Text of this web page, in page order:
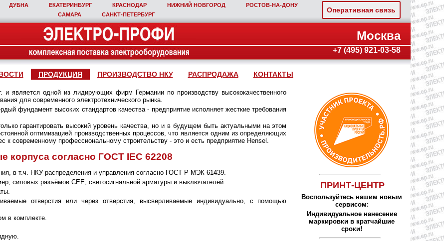
ДУБНА ЕКАТЕРИНБУРГ КРАСНОДАР НИЖНИЙ НОВГОРОД
РОСТОВ‑НА‑ДОНУ
САМАРА
САНКТ‑ПЕТЕРБУРГ
Оперативная связь
Москва
+7 (495) 921-03-58
ПРОДУКЦИЯ ПРОИЗВОДСТВО НКУ РАСПРОДАЖА КОНТАКТЫ
и является одной из лидирующих фирм Германии по производству высококачественного
для современного электротехнического рынка.
фундамент высоких стандартов качества - предприятие исполняет жесткие требования
гарантировать высокий уровень качества, но и в будущем быть актуальными на этом
оптимизацией производственных процессов, что является одним из определяющих
к современному профессиональному строительству - это и есть предприятие Hensel.
корпуса согласно ГОСТ IEC 62208
в т.ч. НКУ распределения и управления согласно ГОСТ Р МЭК 61439.
силовых разъёмов СЕЕ, светосигнальной арматуры и выключателей.
отверстия или через отверстия, высверливаемые индивидуально, с помощью
в комплекте.
ПРИНТ-ЦЕНТР
Воспользуйтесь нашим новым
сервисом:
Индивидуальное нанесение
маркировки в кратчайшие
сроки!